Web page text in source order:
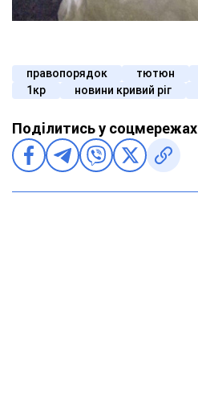
правопорядок тютюн
1кр
новини кривий ріг
Поділитись у соцмережах